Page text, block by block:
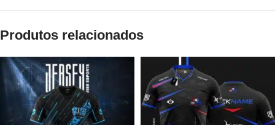
Produtos relacionados